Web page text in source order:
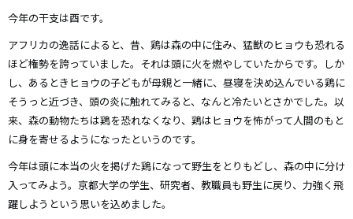
今年の干支は酉です。
アフリカの逸話によると、昔、鶏は森の中に住み、猛獣のヒョウも恐れる
ほど権勢を誇っていました。それは頭に火を燃やしていたからです。しか
し、あるときヒョウの子どもが母親と一緒に、昼寝を決め込んでいる鶏に
そうっと近づき、頭の炎に触れてみると、なんと冷たいとさかでした。以
来、森の動物たちは鶏を恐れなくなり、鶏はヒョウを怖がって人間のもと
に身を寄せるようになったというのです。
今年は頭に本当の火を掲げた鶏になって野生をとりもどし、森の中に分け
入ってみよう。京都大学の学生、研究者、教職員も野生に戻り、力強く飛
躍しようという思いを込めました。